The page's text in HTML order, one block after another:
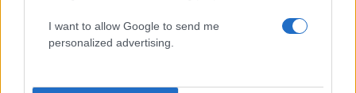
I want to allow Google to send me
personalized advertising.
2000 /2000